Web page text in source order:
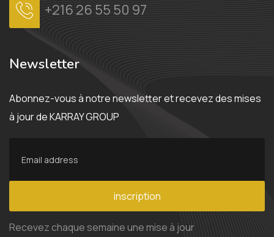
+216 26 55 50 97
Newsletter
Abonnez-vous à notre newsletter et recevez des mises
à jour de KARRAY GROUP
inscription
Recevez chaque semaine une mise à jour